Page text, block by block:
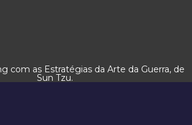
com as Estratégias da Arte da Guerra, de
Sun Tzu.